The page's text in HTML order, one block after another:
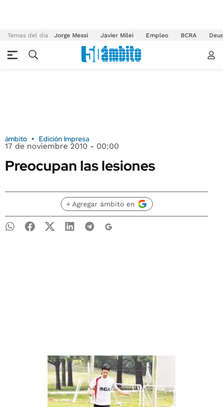
Temas del día Jorge Messi Javier Milei Empleo BCRA
ámbito Edición Impresa
17 de noviembre 2010 - 00:00
Preocupan las lesiones
+ Agregar ámbito en